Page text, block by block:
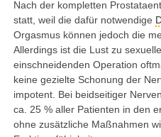
Nach der kompletten
statt, weil die dafür notwendige
Orgasmus können jedoch die
Allerdings ist die Lust zu
einschneidenden Operation
keine gezielte Schonung der
impotent. Bei beidseitiger
ca. 25 % aller Patienten in den
ohne zusätzliche Maßnahmen